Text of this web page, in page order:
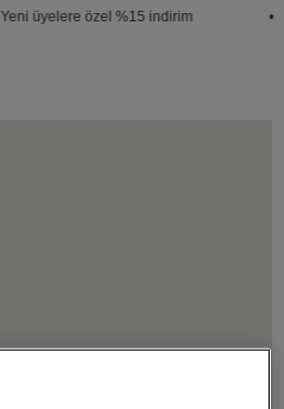
üyelere özel %15 indirim •